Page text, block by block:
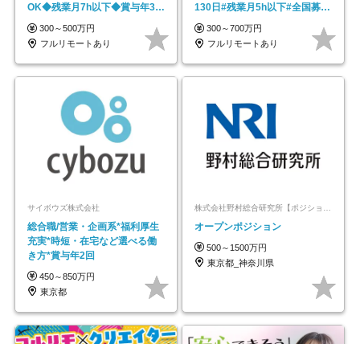
OK◆残業月7h以下◆賞与年3回
◆5年目まで必ず昇給
300～500万円
フルリモートあり
130日#残業月5h以下#全国募集
#最大1年の研修
300～700万円
フルリモートあり
サイボウズ株式会社
総合職/営業・企画系*福利厚生
充実*時短・在宅など選べる働
き方*賞与年2回
450～850万円
東京都
オープンポジション
500～1500万円
東京都_神奈川県